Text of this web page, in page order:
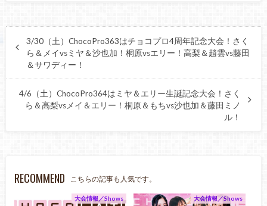
3/30（土）ChocoPro363はチョコプロ4周年記念大会！さく
ら＆メイvsミヤ＆沙也加！桐原vsエリー！高梨＆趙雲vs藤田
＆サワディー！
4/6（土）ChocoPro364はミヤ＆エリー生誕記念大会！さく
ら＆高梨vsメイ＆エリー！桐原＆もちvs沙也加＆藤田ミノ
ル！
RECOMMEND こちらの記事も人気です。
大会情報／Shows 大会情報／Shows